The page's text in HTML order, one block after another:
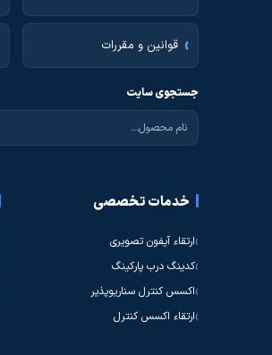
قوانین و مقررات
جستجوی سایت
خدمات تخصصی
ارتقاء آیفون تصویری
کدینگ درب پارکینگ
اکسس کنترل سناریوپذیر
ارتقاء اکسس کنترل